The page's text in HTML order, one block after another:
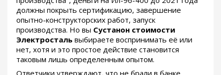
должны покрыть сертификацию, завершение
опытно-конструкторских работ, запуск
производства. Но вы Сустанон стоимости
Электросталь выбираете воспринимать её или
нет, хотя и это простое действие становится
таковым лишь определенным опытом.